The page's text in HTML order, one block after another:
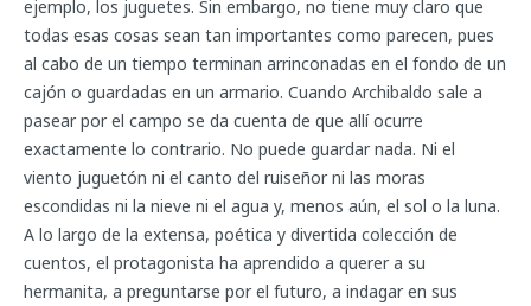
ejemplo, los juguetes. Sin embargo, no tiene muy claro que
todas esas cosas sean tan importantes como parecen, pues
al cabo de un tiempo terminan arrinconadas en el fondo de un
cajón o guardadas en un armario. Cuando Archibaldo sale a
pasear por el campo se da cuenta de que allí ocurre
exactamente lo contrario. No puede guardar nada. Ni el
viento juguetón ni el canto del ruiseñor ni las moras
escondidas ni la nieve ni el agua y, menos aún, el sol o la luna.
A lo largo de la extensa, poética y divertida colección de
cuentos, el protagonista ha aprendido a querer a su
hermanita, a preguntarse por el futuro, a indagar en sus